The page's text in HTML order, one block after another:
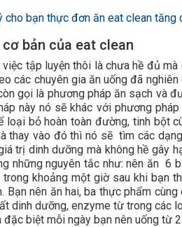
cho bạn thực đơn ăn eat clean tăng
bản của eat clean
tập luyện thôi là chưa hề đủ
các chuyên gia ăn uống đã
gọi là phương pháp ăn sạch và
này nó sẽ khác với phương
loại bỏ hoàn toàn đường, tinh bột
thay vào đó thì nó sẽ tìm các
trị dinh dưỡng mà không hề gây
những nguyên tắc như: nên ăn 6
khoảng một giờ sau khi bạn
nên ăn hai, ba thực phẩm
dinh dưỡng, enzyme từ trong các
đặc biệt mỗi ngày bạn nên uống từ